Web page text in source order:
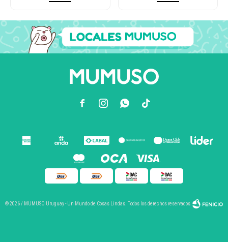
  
© 2026 / MUMUSO Uruguay - Un Mundo de Cosas Lindas. Todos los derechos reservados.